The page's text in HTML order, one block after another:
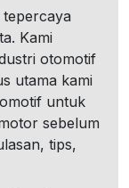
Kami
otomotif
utama kami
untuk
sebelum
tips,